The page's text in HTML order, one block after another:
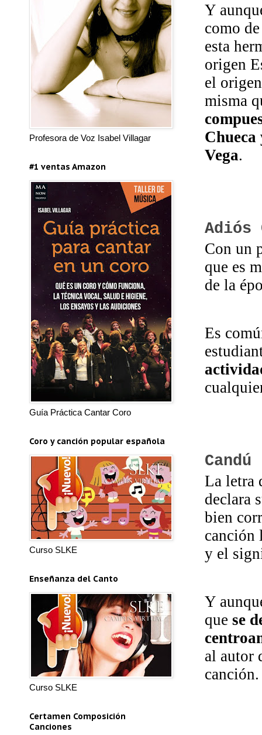
Y
como
esta
origen
el
misma
Vega.
Adiós
Con un
que es
de la
Es
Candú
La letra
declara
bien
canción
y el
Y
que se
al autor
canción.
Profesora de Voz Isabel Villagar
#1 ventas Amazon
Guía Práctica Cantar Coro
Coro y canción popular española
Curso SLKE
Enseñanza del Canto
Curso SLKE
Certamen Composición
Canciones